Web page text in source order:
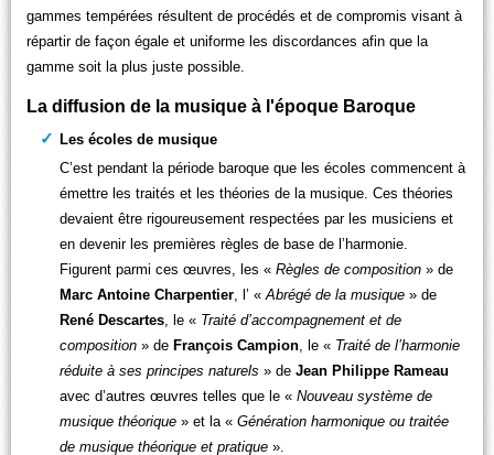
gammes tempérées résultent de procédés et de compromis visant à
répartir de façon égale et uniforme les discordances afin que la
gamme soit la plus juste possible.
La diffusion de la musique à l'époque Baroque
Les écoles de musique
C’est pendant la période baroque que les écoles commencent à
émettre les traités et les théories de la musique. Ces théories
devaient être rigoureusement respectées par les musiciens et
en devenir les premières règles de base de l’harmonie.
Figurent parmi ces œuvres, les «Règles de composition» de
Marc Antoine Charpentier , l’ «Abrégé de la musique » de
René Descartes , le « Traité d’accompagnement et de
composition» deFrançois Campion , le « Traité de l’harmonie
réduite à ses principes naturels» deJean Philippe Rameau
avec d’autres œuvres telles que le «Nouveau système de
musique théorique » et la «Génération harmonique ou traitée
de musique théorique et pratique».